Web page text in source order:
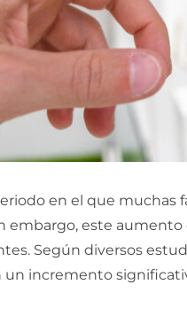
en el que muchas
embargo, este
Según diversos
un incremento